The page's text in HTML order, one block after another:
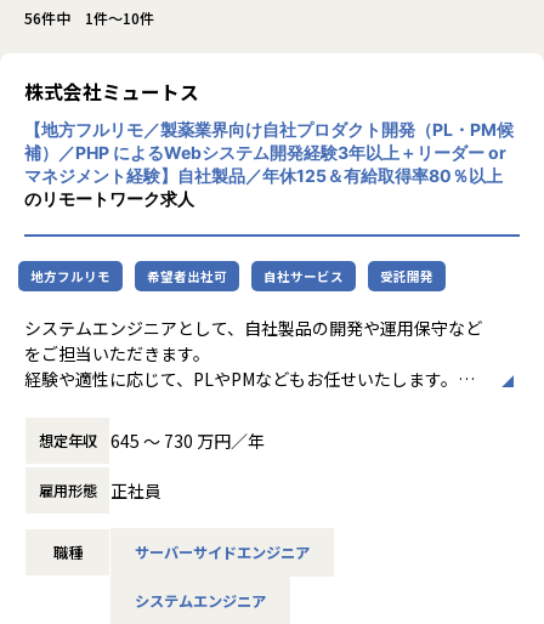
56件中 1件～10件
株式会社ミュートス
【地方フルリモ／製薬業界向け自社プロダクト開発（PL・PM候
補）／PHP によるWebシステム開発経験3年以上＋リーダー or
マネジメント経験】自社製品／年休125＆有給取得率80％以上
のリモートワーク求人
地方フルリモ 希望者出社可 自社サービス 受託開発
システムエンジニアとして、自社製品の開発や運用保守など
をご担当いただきます。
経験や適性に応じて、PLやPMなどもお任せいたします。
たします。
■製品開発部
自社製品である、製薬企業向け業務システム「Co-ReFit」、
ンアップ、メンテナンスを行っています。
■ソリューションサービス部
想定年収 645 〜 730 万円／年
雇用形態 正社員
職種 サーバーサイドエンジニア
システムエンジニア